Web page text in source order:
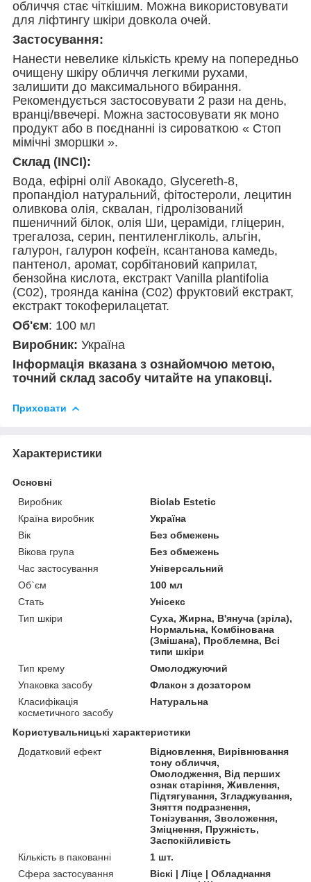
обличчя стає чіткішим. Можна використовувати
для ліфтингу шкіри довкола очей.
Застосування:
Нанести невелике кількість крему на попередньо
очищену шкіру обличчя легкими рухами,
залишити до максимального вбирання.
Рекомендується застосовувати 2 рази на день,
вранці/ввечері. Можна застосовувати як моно
продукт або в поєднанні із сироваткою « Стоп
мімічні зморшки ».
Склад (INCI):
Вода, ефірні олії Авокадо, Glycereth-8,
пропандіол натуральний, фітостероли, лецитин
оливкова олія, сквалан, гідролізований
пшеничний білок, олія Ши, цераміди, гліцерин,
трегалоза, серин, пентиленгліколь, альгін,
галурон, галурон кофеїн, ксантанова камедь,
пантенол, аромат, сорбітановий каприлат,
бензойна кислота, екстракт Vanilla plantifolia
(С02), троянда каніна (С02) фруктовий екстракт,
екстракт токоферилацетат.
Об'єм: 100 мл
Виробник: Україна
Інформація вказана з ознайомчою метою,
точний склад засобу читайте на упаковці.
Приховати
Характеристики
Основні
Виробник
Biolab Estetic
Країна виробник
Україна
Вік
Без обмежень
Вікова група
Без обмежень
Час застосування
Універсальний
Об`єм
100 мл
Стать
Унісекс
Тип шкіри
Суха, Жирна, В'януча (зріла),
Нормальна, Комбінована
(Змішана), Проблемна, Всі
типи шкіри
Тип крему
Омолоджуючий
Упаковка засобу
Флакон з дозатором
Класифікація
косметичного засобу
Натуральна
Користувальницькі характеристики
Додатковий ефект
Відновлення, Вирівнювання
тону обличчя,
Омолодження, Від перших
ознак старіння, Живлення,
Підтягування, Згладжування,
Зняття подразнення,
Тонізування, Зволоження,
Зміцнення, Пружність,
Заспокійливість
Кількість в пакованні
1 шт.
Сфера застосування
Віскі | Ліце | Обладнання